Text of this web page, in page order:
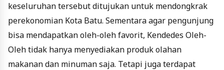
keseluruhan tersebut ditujukan untuk mendongkrak
perekonomian Kota Batu. Sementara agar pengunjung
bisa mendapatkan oleh-oleh favorit, Kendedes Oleh-
Oleh tidak hanya menyediakan produk olahan
makanan dan minuman saja. Tetapi juga terdapat